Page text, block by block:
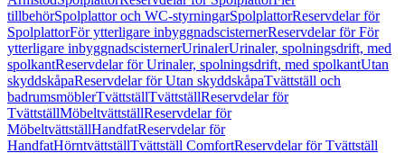
tillbehörSpolplattor och WC-styrningarSpolplattorReservdelar för
SpolplattorFör ytterligare inbyggnadscisternerReservdelar för För
ytterligare inbyggnadscisternerUrinalerUrinaler, spolningsdrift, med
spolkantReservdelar för Urinaler, spolningsdrift, med spolkantUtan
skyddskåpaReservdelar för Utan skyddskåpaTvättställ och
badrumsmöblerTvättställTvättställReservdelar för
TvättställMöbeltvättställReservdelar för
MöbeltvättställHandfatReservdelar för
HandfatHörntvättställTvättställ ComfortReservdelar för Tvättställ